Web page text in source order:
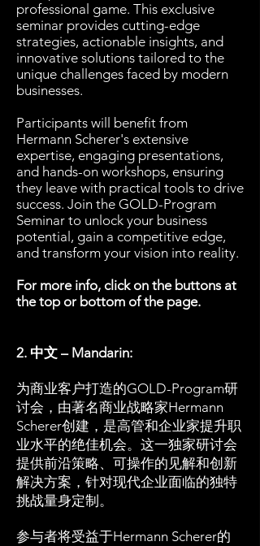
professional game. This exclusive
seminar provides cutting-edge
strategies, actionable insights, and
innovative solutions tailored to the
unique challenges faced by modern
businesses.
Participants will benefit from
Hermann Scherer's extensive
expertise, engaging presentations,
and hands-on workshops, ensuring
they leave with practical tools to drive
success. Join the GOLD-Program
Seminar to unlock your business
potential, gain a competitive edge,
and transform your vision into reality.
For more info, click on the buttons at
the top or bottom of the page.
2. 中文 – Mandarin:
为商业客户打造的GOLD-Program研
讨会，由著名商业战略家Hermann
Scherer创建，是高管和企业家提升职
业水平的绝佳机会。这一独家研讨会
提供前沿策略、可操作的见解和创新
解决方案，针对现代企业面临的独特
挑战量身定制。
参与者将受益于Hermann Scherer的